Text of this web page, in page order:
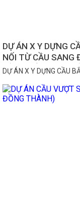
DỰ ÁN X Y DỰNG
NỐI TỪ CẦU SANG
BẰNG, TỈNH CAO
DỰ ÁN X Y DỰNG CẦU